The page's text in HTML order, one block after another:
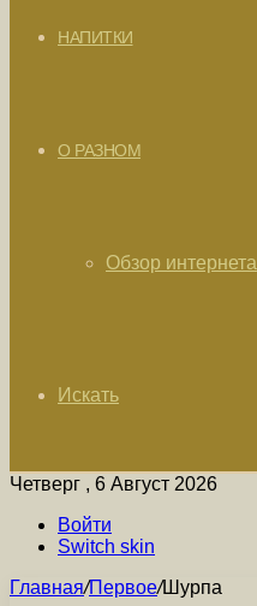
НАПИТКИ
О РАЗНОМ
Обзор интернета
Искать
Четверг , 6 Август 2026
Войти
Switch skin
Главная/Первое/Шурпа